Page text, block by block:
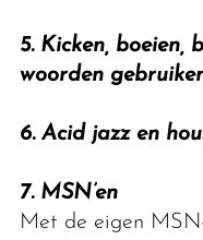
5. Kicken, boeien,
woorden
6. Acid jazz en
7. MSN’en
Met de eigen